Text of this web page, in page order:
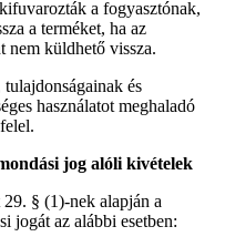
a fogyasztónak,
a terméket, ha az
nem küldhető vissza.
és
használatot meghaladó
jog alóli kivételek
§ (1)-nek alapján a
jogát az alábbi esetben: